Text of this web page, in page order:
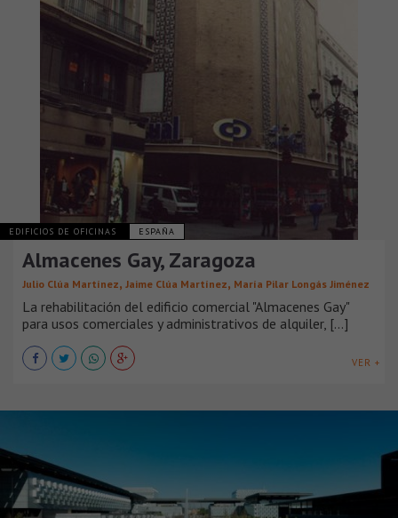
EDIFICIOS DE OFICINAS ESPAÑA
Almacenes Gay, Zaragoza
Julio Clúa Martínez, Jaime Clúa Martínez, María Pilar Longás Jiménez
La rehabilitación del edificio comercial "Almacenes Gay"
para usos comerciales y administrativos de alquiler, [...]
VER +